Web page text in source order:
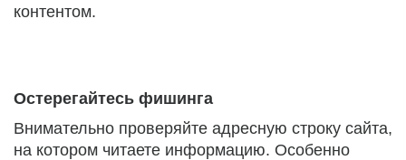
контентом.
Остерегайтесь фишинга
Внимательно проверяйте адресную строку сайта,
на котором читаете информацию. Особенно